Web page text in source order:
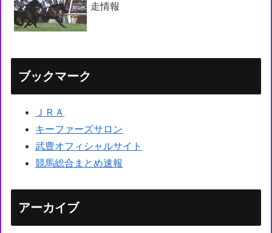
走情報
ブックマーク
ＪＲＡ
キーファーズサロン
武豊オフィシャルサイト
競馬総合まとめ速報
アーカイブ